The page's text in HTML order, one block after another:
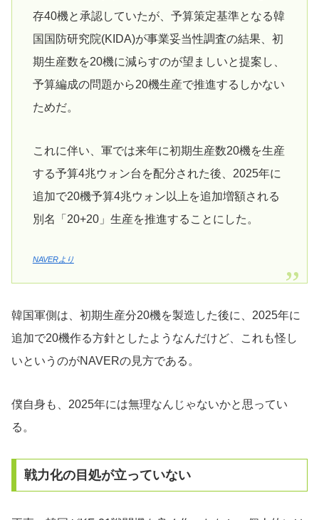
存40機と承認していたが、予算策定基準となる韓
国国防研究院(KIDA)が事業妥当性調査の結果、初
期生産数を20機に減らすのが望ましいと提案し、
予算編成の問題から20機生産で推進するしかない
ためだ。
これに伴い、軍では来年に初期生産数20機を生産
する予算4兆ウォン台を配分された後、2025年に
追加で20機予算4兆ウォン以上を追加増額される
別名「20+20」生産を推進することにした。
NAVERより
韓国軍側は、初期生産分20機を製造した後に、2025年に
追加で20機作る方針としたようなんだけど、これも怪し
いというのがNAVERの見方である。
僕自身も、2025年には無理なんじゃないかと思ってい
る。
戦力化の目処が立っていない